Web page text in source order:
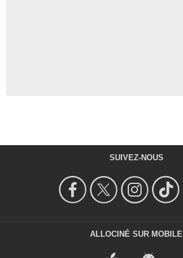
SUIVEZ-NOUS
ALLOCINÉ SUR MOBILE